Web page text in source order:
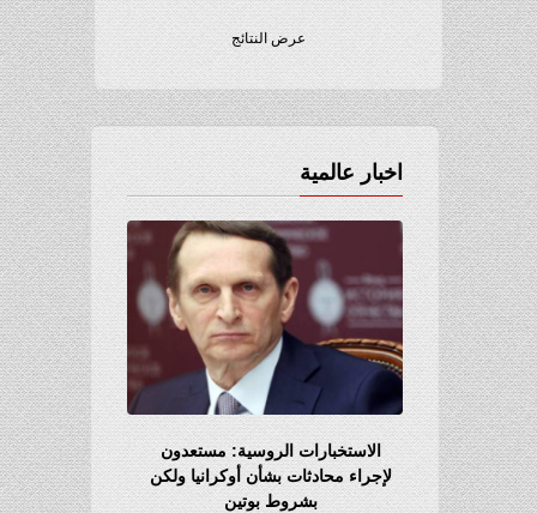
عرض النتائج
اخبار عالمية
الاستخبارات الروسية: مستعدون
لإجراء محادثات بشأن أوكرانيا ولكن
بشروط بوتين